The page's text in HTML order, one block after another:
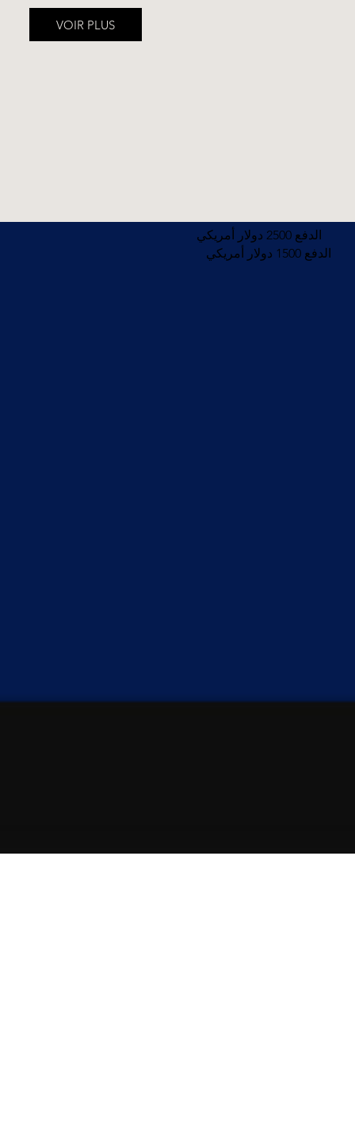
VOIR PLUS
الدفع 2500 دولار أمريكي
الدفع 1500 دولار أمريكي